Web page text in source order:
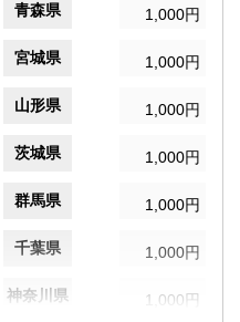
青森県 1,000円
宮城県 1,000円
山形県 1,000円
茨城県 1,000円
群馬県 1,000円
千葉県 1,000円
神奈川県 1,000円